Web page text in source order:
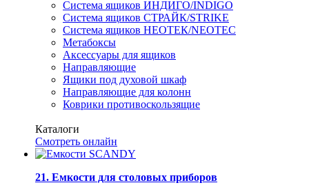
Система ящиков ИНДИГО/INDIGO
Система ящиков СТРАЙК/STRIKE
Система ящиков НЕОТЕК/NEOTEC
Метабоксы
Аксессуары для ящиков
Направляющие
Ящики под духовой шкаф
Направляющие для колонн
Коврики противоскользящие
Каталоги
Смотреть онлайн
21. Емкости для столовых приборов